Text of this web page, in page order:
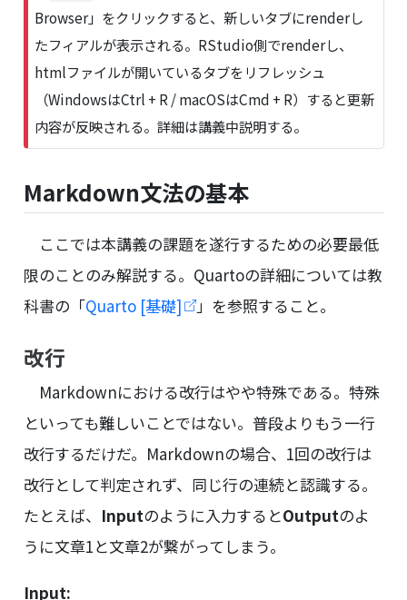
Browser」をクリックすると、新しいタブにrenderし
たフィアルが表示される。RStudio側でrenderし、
htmlファイルが開いているタブをリフレッシュ
（WindowsはCtrl + R / macOSはCmd + R）すると更新
内容が反映される。詳細は講義中説明する。
Markdown文法の基本
ここでは本講義の課題を遂行するための必要最低
限のことのみ解説する。Quartoの詳細については教
科書の「Quarto [基礎] 」を参照すること。
改行
Markdownにおける改行はやや特殊である。特殊
といっても難しいことではない。普段よりもう一行
改行するだけだ。Markdownの場合、1回の改行は
改行として判定されず、同じ行の連続と認識する。
たとえば、 Inputのように入力するとOutputのよ
うに文章1と文章2が繋がってしまう。
Input: